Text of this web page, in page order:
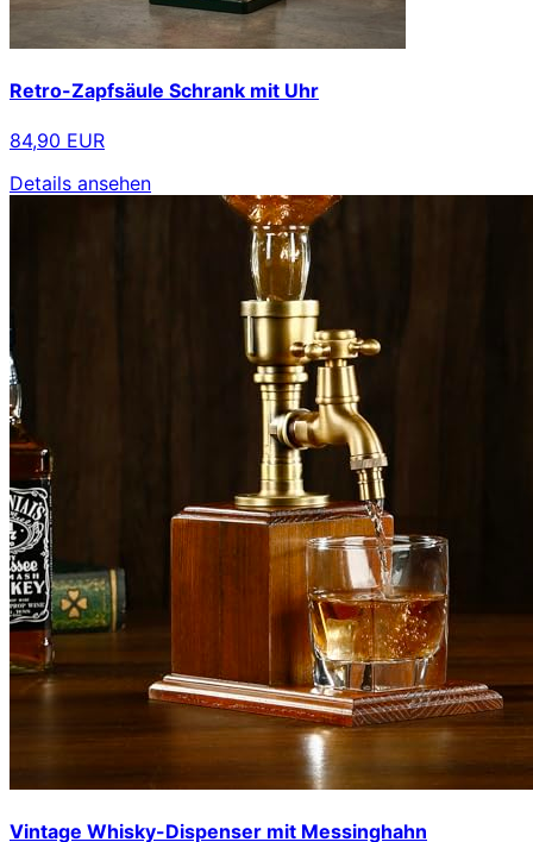
Retro-Zapfsäule Schrank mit Uhr
84,90 EUR
Details ansehen
Vintage Whisky-Dispenser mit Messinghahn